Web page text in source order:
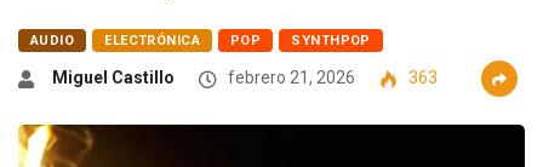
AUDIO ELECTRÓNICA POP SYNTHPOP
Miguel Castillo febrero 21, 2026 363